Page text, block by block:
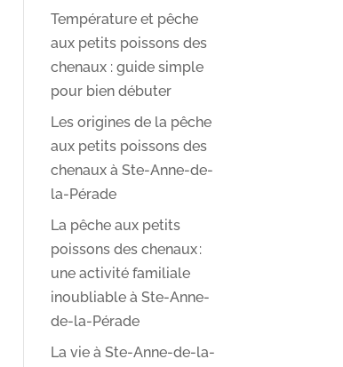
Température et pêche
aux petits poissons des
chenaux : guide simple
pour bien débuter
Les origines de la pêche
aux petits poissons des
chenaux à Ste-Anne-de-
la-Pérade
La pêche aux petits
poissons des chenaux :
une activité familiale
inoubliable à Ste-Anne-
de-la-Pérade
La vie à Ste-Anne-de-la-